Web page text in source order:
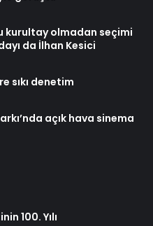
kurultay olmadan seçimi
da İlhan Kesici
sıkı denetim
açık hava sinema
100. Yılı